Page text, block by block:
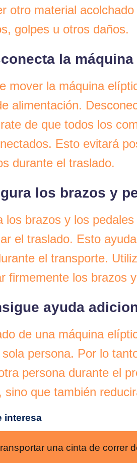
otro material
golpes u otros daños.
la máquina
mover la máquina
alimentación.
de que todos los
Esto evitará
durante el traslado.
los brazos y
los brazos y los
el traslado. Esto
el transporte.
firmemente los brazos
ayuda
de una máquina
persona. Por lo
persona durante el
sino que también
interesa
una cinta de correr